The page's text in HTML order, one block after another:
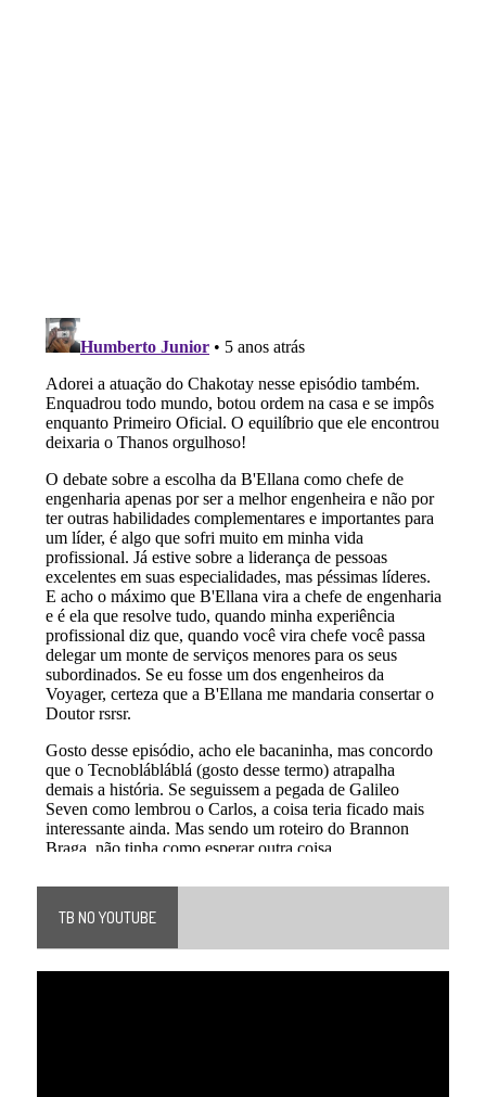
TB NO YOUTUBE